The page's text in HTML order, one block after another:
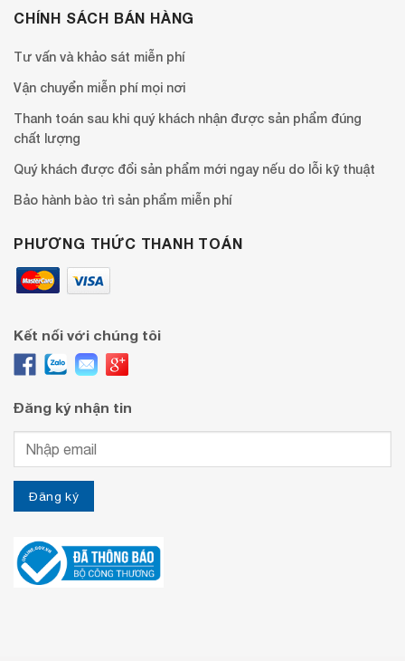
CHÍNH SÁCH BÁN HÀNG
Tư vấn và khảo sát miễn phí
Vận chuyển miễn phí mọi nơi
Thanh toán sau khi quý khách nhận được sản phẩm đúng
chất lượng
Quý khách được đổi sản phẩm mới ngay nếu do lỗi kỹ thuật
Bảo hành bào trì sản phẩm miễn phí
PHƯƠNG THỨC THANH TOÁN
Kết nối với chúng tôi
Đăng ký nhận tin